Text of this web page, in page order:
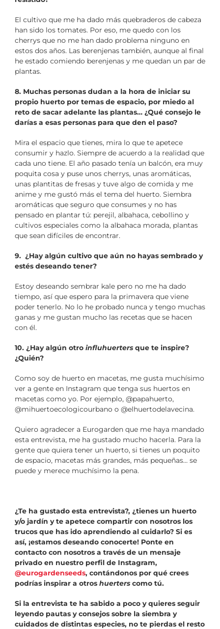
El cultivo que me ha dado más quebraderos de cabeza
han sido los tomates. Por eso, me quedo con los
cherrys que no me han dado problema ninguno en
estos dos años. Las berenjenas también, aunque al final
he estado comiendo berenjenas y me quedan un par de
plantas.
8. Muchas personas dudan a la hora de iniciar su
propio huerto por temas de espacio, por miedo al
reto de sacar adelante las plantas… ¿Qué consejo le
darías a esas personas para que den el paso?
Mira el espacio que tienes, mira lo que te apetece
consumir y hazlo. Siempre de acuerdo a la realidad que
cada uno tiene. El año pasado tenía un balcón, era muy
poquita cosa y puse unos cherrys, unas aromáticas,
unas plantitas de fresas y tuve algo de comida y me
anime y me gustó más el tema del huerto. Siembra
aromáticas que seguro que consumes y no has
pensado en plantar tú: perejil, albahaca, cebollino y
cultivos especiales como la albahaca morada, plantas
que sean difíciles de encontrar.
9. ¿Hay algún cultivo que aún no hayas sembrado y
estés deseando tener?
Estoy deseando sembrar kale pero no me ha dado
tiempo, así que espero para la primavera que viene
poder tenerlo. No lo he probado nunca y tengo muchas
ganas y me gustan mucho las recetas que se hacen
con él.
10. ¿Hay algún otro influhuerters que te inspire?
¿Quién?
Como soy de huerto en macetas, me gusta muchísimo
ver a gente en Instagram que tenga sus huertos en
macetas como yo. Por ejemplo, @papahuerto,
@mihuertoecologicourbano o @elhuertodelavecina.
Quiero agradecer a Eurogarden que me haya mandado
esta entrevista, me ha gustado mucho hacerla. Para la
gente que quiera tener un huerto, si tienes un poquito
de espacio, macetas más grandes, más pequeñas… se
puede y merece muchísimo la pena.
¿Te ha gustado esta entrevista?, ¿tienes un huerto
y/o jardín y te apetece compartir con nosotros los
trucos que has ido aprendiendo al cuidarlo? Si es
así, ¡estamos deseando conocerte! Ponte en
contacto con nosotros a través de un mensaje
privado en nuestro perfil de Instagram,
@eurogardenseeds, contándonos por qué crees
podrías inspirar a otros huerters como tú.
Si la entrevista te ha sabido a poco y quieres seguir
leyendo pautas y consejos sobre la siembra y
cuidados de distintas especies, no te pierdas el resto